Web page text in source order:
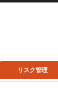
リスク管理